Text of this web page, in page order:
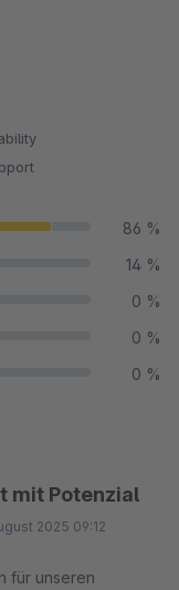
86 %
14 %
0 %
0 %
0 %
mit Potenzial
2025 09:12
für unseren